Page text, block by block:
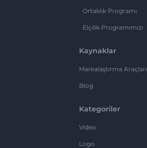
Ortaklık Programı
Elçilik Programımızı
Kaynaklar
Markalaştırma Araçları
Blog
Kategoriler
Video
Logo